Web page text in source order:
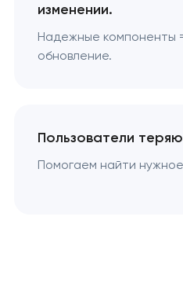
изменении.
Надежные компоненты
обновление.
Пользователи
Помогаем найти